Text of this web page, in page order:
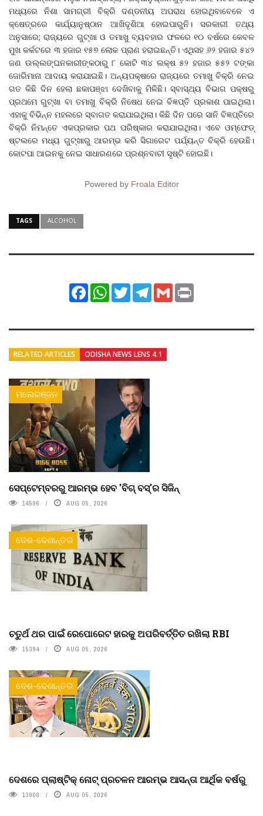
ମଧ୍ୟରେ ନିଶା ସାମଗ୍ରୀ ବିକ୍ରି ଦଣ୍ଡନୀୟ ଅପରାଧ ହୋଇଥିବାବେଳେ ଏ
କ୍ଷେତ୍ରରେ କାର୍ଯ୍ୟାନୁଷ୍ଠାନ ଆଖିଦୃଶିଆ ହୋଇପାରୁନି। ସରକାରୀ ତଥ୍ୟ
ଅନୁସାରେ; ରାଜ୍ୟରେ ଗୁଟ୍‌ଖା ଓ ତମାଖୁ ବ୍ୟବହାର ଫଳରେ ୧୦ ବର୍ଷରେ କେବଳ
ମୁଖ କର୍କଟରେ ୩ ହଜାର ୧୫୭ ଲୋକ ପ୍ରାଣ ହରାଇଛନ୍ତି। ଏଥିସହ ୬୨ ହଜାର ୫୪୨
ଜଣ ଉଲ୍ଲଙ୍ଘନକାରୀଙ୍କଠାରୁ ୮ କୋଟି ୩୪ ଲକ୍ଷ ୫୨ ହଜାର ୫୫୨ ଟଙ୍କା
ଜୋରିମାନା ଆଦାୟ କରାଯାଇଛି। ଅନ୍ୟପକ୍ଷରେ ରାଜ୍ୟରେ ତମାଖୁ ବିକ୍ରି ନେଇ
ଗତ କିଛି ଦିନ ହେଲା ଛକାପଞ୍ଝା ଦେଖିବାକୁ ମିଳିଛି। ସ୍ବାସ୍ଥ୍ୟ ବିଭାଗ ପକ୍ଷରୁ
ପ୍ରଥମେ ଗୁଟ୍‌ଖା ବା ତମାଖୁ ବିକ୍ରି ନିଷେଧ ନେଇ ବିଜ୍ଞପ୍ତି ପ୍ରକାଶ ପାଇଥିଲା।
ଏହାକୁ ବିଭିନ୍ନ ମହଲରେ ସ୍ବାଗତ କରାଯାଇଥିଲା। କିଛି ଦିନ ପରେ ସାନି ବିଜ୍ଞପ୍ତିରେ
ବିକ୍ରି ନିମନ୍ତେ ଏକପ୍ରକାର ପଥ ପରିଷ୍କାର କରାଯାଇଥିଲା। ଏବେ ଓମ୍‌ଫେଡ୍
ଷ୍ଟଲରେ ମଧ୍ୟ ଗୁଟ୍‌ଖାରୁ ଆରମ୍ଭ କରି ସିଗାରେଟ ପର୍ଯ୍ୟନ୍ତ ବିକ୍ରି ହେଉଛି।
କୋଟପା ଆଇନକୁ ନେଇ ସାଧାରଣରେ ପ୍ରଶ୍ନବାଚୀ ସୃଷ୍ଟି ହୋଇଛି।
Powered by Froala Editor
TAGS ALCOHOL
FacebookWhatsApp
TwitterTelegram
Gmail
RELATED ARTICLES ODISHA NEWS LENS 4.1
ମନୋରଞ୍ଜନ
ସେପ୍ଟେମ୍ବରରୁ ଆରମ୍ଭ ହେବ 'ବିଗ୍ ବସ୍'ର ସିଜିନ୍
14596 AUG 05, 2026
ଦେଶ-ଦେଶାନ୍ତର
ଚତୁର୍ଥ ଥର ପାଇଁ ରେପୋରେଟ ହାରକୁ ଅପରିବର୍ତ୍ତିତ ରଖିଲା RBI
15394 AUG 05, 2026
ଦେଶ-ଦେଶାନ୍ତର
ଦେଶରେ ପ୍ଲାଷ୍ଟିକ୍ ନୋଟ୍‌ ପ୍ରଚଳନ ଆରମ୍ଭ ଆସନ୍ତା ଆର୍ଥିକ ବର୍ଷରୁ
13908 AUG 05, 2026